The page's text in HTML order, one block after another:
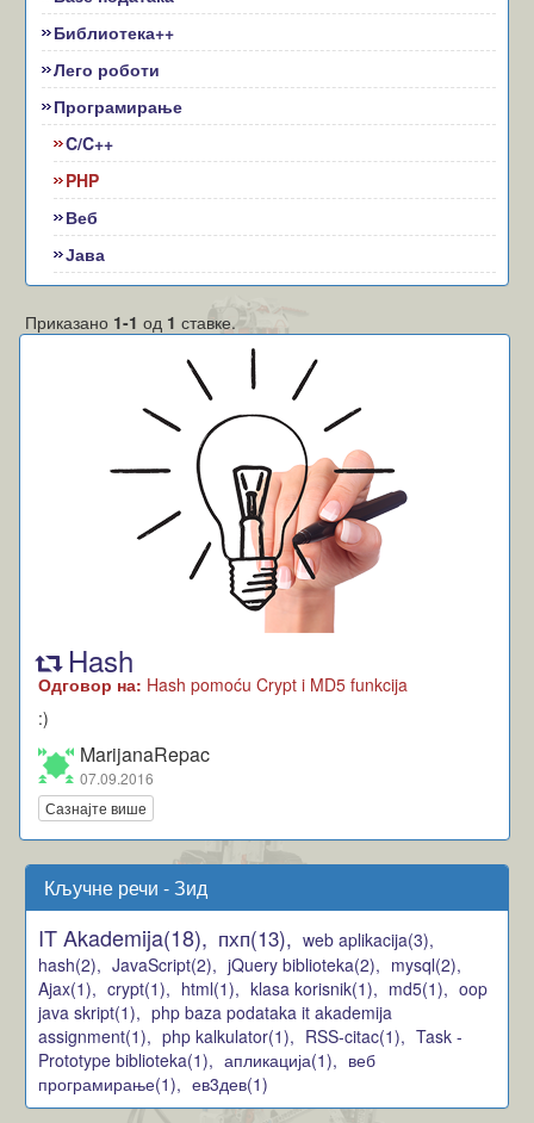
Библиотека++
Лего роботи
Програмирање
C/C++
PHP
Веб
Јава
Приказано 1-1 од 1 ставке.
Hash
Одговор на: Hash pomoću Crypt i MD5 funkcija
:)
MarijanaRepac
07.09.2016
Сазнајте више
Кључне речи - Зид
IT Akademija(18), пхп(13), web aplikacija(3),
hash(2), JavaScript(2), jQuery biblioteka(2), mysql(2),
Ajax(1), crypt(1), html(1), klasa korisnik(1), md5(1), oop
java skript(1), php baza podataka it akademija
assignment(1), php kalkulator(1), RSS-citac(1), Task -
Prototype biblioteka(1), апликација(1), веб
програмирање(1), ев3дев(1)